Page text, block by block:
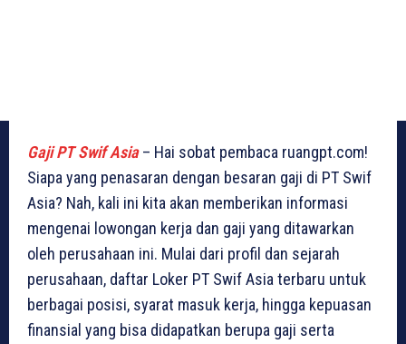
Gaji PT Swif Asia– Hai sobat pembaca ruangpt.com!
Siapa yang penasaran dengan besaran gaji di PT Swif
Asia? Nah, kali ini kita akan memberikan informasi
mengenai lowongan kerja dan gaji yang ditawarkan
oleh perusahaan ini. Mulai dari profil dan sejarah
perusahaan, daftar Loker PT Swif Asia terbaru untuk
berbagai posisi, syarat masuk kerja, hingga kepuasan
finansial yang bisa didapatkan berupa gaji serta